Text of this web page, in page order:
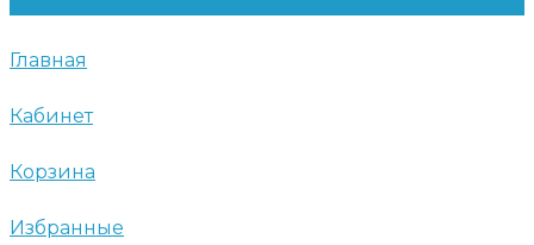
Главная
Кабинет
Корзина
Избранные